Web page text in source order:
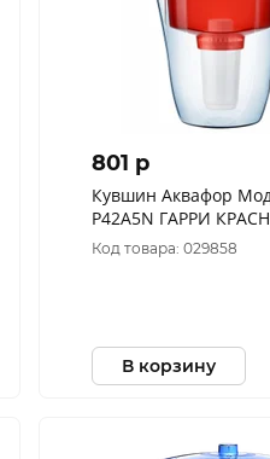
801 p
Кувшин Аквафор
P42A5N ГАРРИ
Код товара: 029858
В корзину